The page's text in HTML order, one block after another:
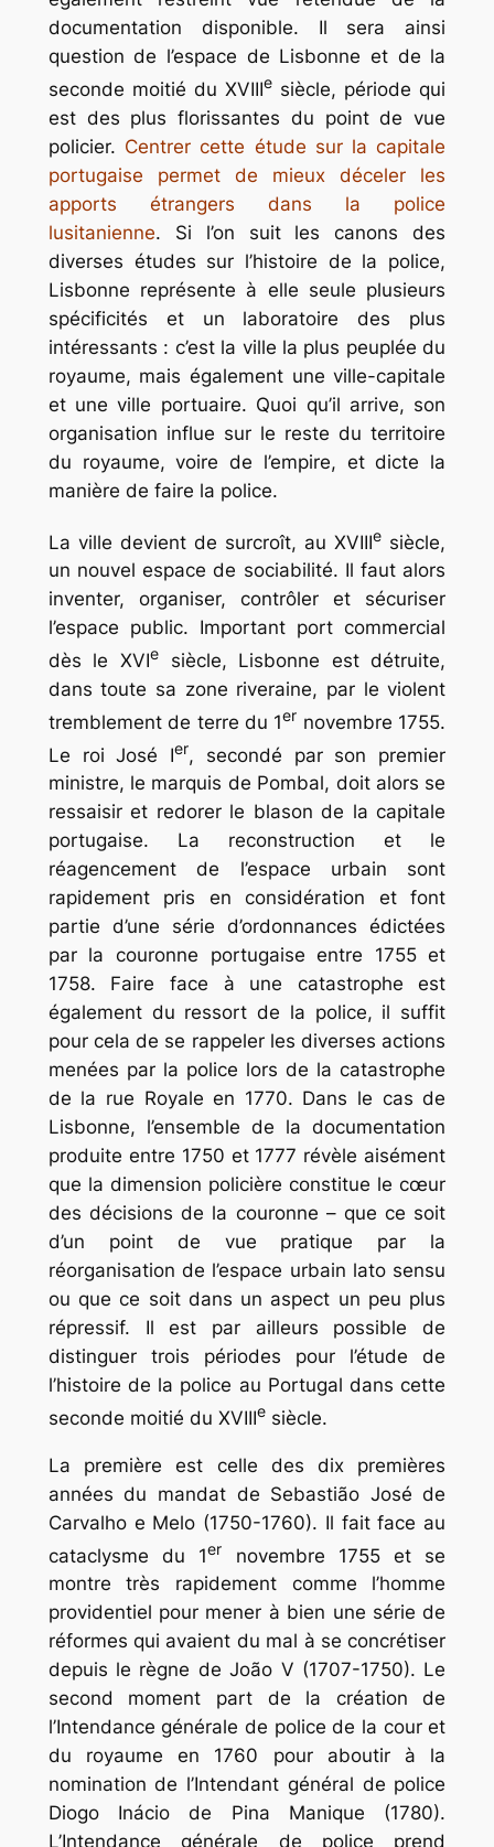
documentation disponible. Il sera ainsi
question de l’espace de Lisbonne et de la
seconde moitié du XVIIIe siècle, période qui
est des plus florissantes du point de vue
policier. Centrer cette étude sur la capitale
portugaise permet de mieux déceler les
apports étrangers dans la police
lusitanienne. Si l’on suit les canons des
diverses études sur l’histoire de la police,
Lisbonne représente à elle seule plusieurs
spécificités et un laboratoire des plus
intéressants : c’est la ville la plus peuplée du
royaume, mais également une ville-capitale
et une ville portuaire. Quoi qu’il arrive, son
organisation influe sur le reste du territoire
du royaume, voire de l’empire, et dicte la
manière de faire la police.
La ville devient de surcroît, au XVIIIe siècle,
un nouvel espace de sociabilité. Il faut alors
inventer, organiser, contrôler et sécuriser
l’espace public. Important port commercial
dès le XVIesiècle, Lisbonne est détruite,
dans toute sa zone riveraine, par le violent
tremblement de terre du 1er novembre 1755.
Le roi José Ier, secondé par son premier
ministre, le marquis de Pombal, doit alors se
ressaisir et redorer le blason de la capitale
portugaise. La reconstruction et le
réagencement de l’espace urbain sont
rapidement pris en considération et font
partie d’une série d’ordonnances édictées
par la couronne portugaise entre 1755 et
1758. Faire face à une catastrophe est
également du ressort de la police, il suffit
pour cela de se rappeler les diverses actions
menées par la police lors de la catastrophe
de la rue Royale en 1770. Dans le cas de
Lisbonne, l’ensemble de la documentation
produite entre 1750 et 1777 révèle aisément
que la dimension policière constitue le cœur
des décisions de la couronne – que ce soit
d’un point de vue pratique par la
réorganisation de l’espace urbain lato sensu
ou que ce soit dans un aspect un peu plus
répressif. Il est par ailleurs possible de
distinguer trois périodes pour l’étude de
l’histoire de la police au Portugal dans cette
seconde moitié du XVIIIesiècle.
La première est celle des dix premières
années du mandat de Sebastião José de
Carvalho e Melo (1750-1760). Il fait face au
cataclysme du 1er
novembre 1755 et se
montre très rapidement comme l’homme
providentiel pour mener à bien une série de
réformes qui avaient du mal à se concrétiser
depuis le règne de João V (1707-1750). Le
second moment part de la création de
l’Intendance générale de police de la cour et
du royaume en 1760 pour aboutir à la
nomination de l’Intendant général de police
Diogo Inácio de Pina Manique (1780).
L’Intendance générale de police prend